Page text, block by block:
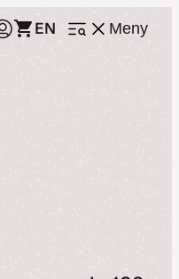
EN Meny
Åpne